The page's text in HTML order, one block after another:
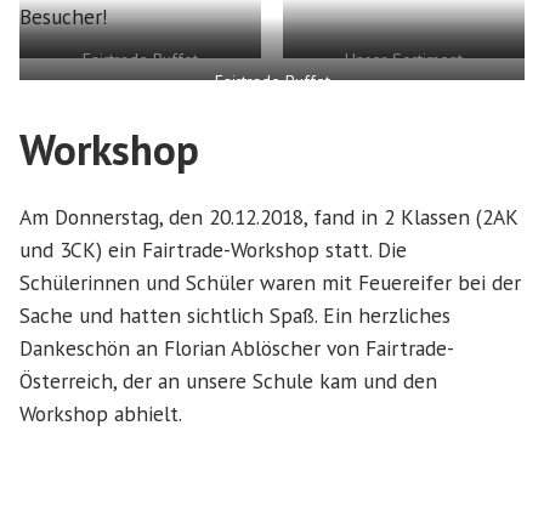
Besucher!
Fairtrade Buffet
Unser Sortiment
Fairtrade Buffet
Workshop
Am Donnerstag, den 20.12.2018, fand in 2 Klassen (2AK
und 3CK) ein Fairtrade-Workshop statt. Die
Schülerinnen und Schüler waren mit Feuereifer bei der
Sache und hatten sichtlich Spaß. Ein herzliches
Dankeschön an Florian Ablöscher von Fairtrade-
Österreich, der an unsere Schule kam und den
Workshop abhielt.